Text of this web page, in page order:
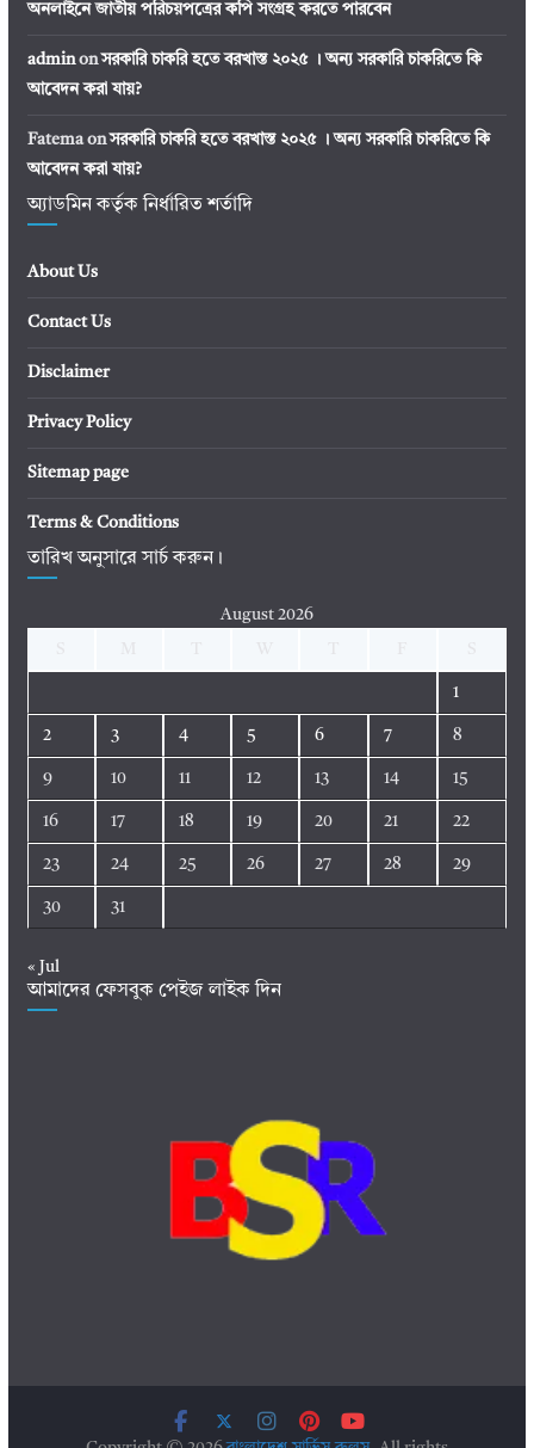
অনলাইনে জাতীয় পরিচয়পত্রের কপি সংগ্রহ করতে পারবেন
adminonসরকারি চাকরি হতে বরখাস্ত ২০২৫ । অন্য সরকারি চাকরিতে কি
আবেদন করা যায়?
Fatemaonসরকারি চাকরি হতে বরখাস্ত ২০২৫ । অন্য সরকারি চাকরিতে কি
আবেদন করা যায়?
অ্যাডমিন কর্তৃক নির্ধারিত শর্তাদি
About Us
Contact Us
Disclaimer
Privacy Policy
Sitemap page
Terms & Conditions
তারিখ অনুসারে সার্চ করুন।
August 2026
1
2 3 4 5 6 7 8
9 10 11 12 13 14 15
16 17 18 19 20 21 22
23 24 25 26 27 28 29
30 31
« Jul
আমাদের ফেসবুক পেইজ লাইক দিন